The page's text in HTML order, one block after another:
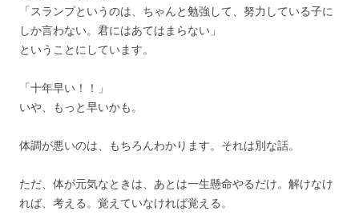
「スランプというのは、ちゃんと勉強して、努力している子に
しか言わない。君にはあてはまらない」
ということにしています。
「十年早い！！」
いや、もっと早いかも。
体調が悪いのは、もちろんわかります。それは別な話。
ただ、体が元気なときは、あとは一生懸命やるだけ。解けなけ
れば、考える。覚えていなければ覚える。